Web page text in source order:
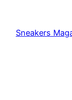
content
Sneakers